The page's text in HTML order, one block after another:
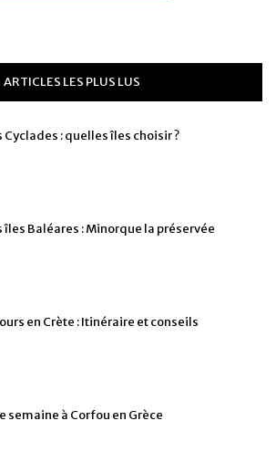
ARTICLES LES PLUS LUS
Cyclades : quelles îles choisir ?
îles Baléares : Minorque la préservée
en Crète : Itinéraire et conseils
semaine à Corfou en Grèce